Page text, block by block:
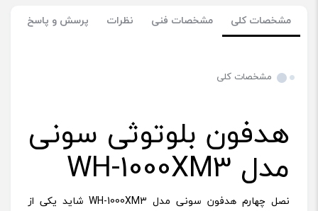
مشخصات کلی مشخصات فنی نظرات پرسش و پاسخ
مشخصات کلی
هدفون بلوتوثی سونی
مدل WH-1000XM3
نصل چهارم هدفون سونی مدل WH-1000XM3 شاید یکی از